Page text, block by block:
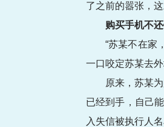
了之前的嚣张，
购买手机不
“苏某不在家
一口咬定苏某去
原来，苏某
已经到手，自己
入失信被执行人